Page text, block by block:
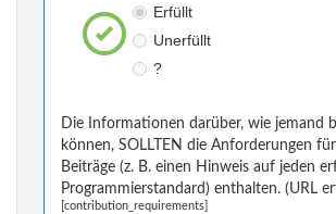
Erfüllt
Unerfüllt
?
Die Informationen darüber, wie jemand
können, SOLLTEN die Anforderungen
Beiträge (z. B. einen Hinweis auf jeden
Programmierstandard) enthalten. (URL
[contribution_requirements]